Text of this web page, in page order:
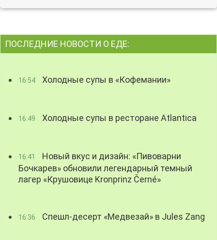
ПОСЛЕДНИЕ НОВОСТИ О ЕДЕ:
16:54 Холодные супы в «Кофемании»
16:49 Холодные супы в ресторане Atlantica
16:41
Новый вкус и дизайн: «Пивоварни
Бочкарев» обновили легендарный темный
лагер «Крушовице Kronprinz Černé»
16:36 Спешл-десерт «Медвезай» в Jules Zang